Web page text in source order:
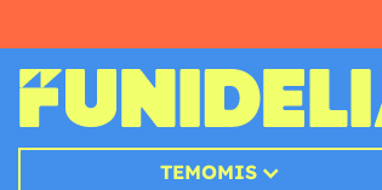
TEMOMIS